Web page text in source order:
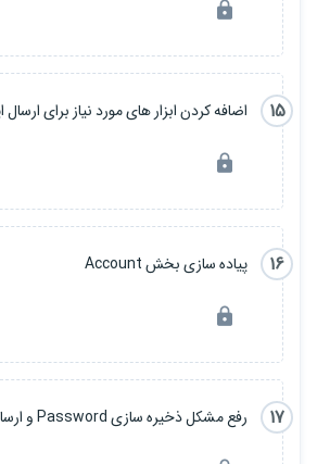
15 اضافه کردن ابزار های مورد نیاز برای ارسال
16 پیاده سازی بخش Account
17 رفع مشکل ذخیره سازی Password و ارسال ایمیل